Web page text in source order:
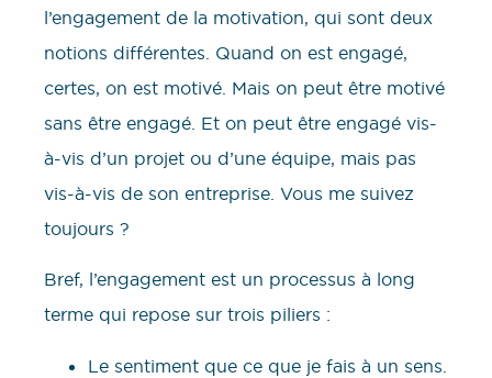
l’engagement de la motivation, qui sont deux
notions différentes. Quand on est engagé,
certes, on est motivé. Mais on peut être motivé
sans être engagé. Et on peut être engagé vis-
à-vis d’un projet ou d’une équipe, mais pas
vis-à-vis de son entreprise. Vous me suivez
toujours ?
Bref, l’engagement est un processus à long
terme qui repose sur trois piliers :
Le sentiment que ce que je fais à un sens.